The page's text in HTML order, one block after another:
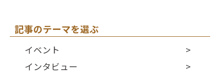
記事のテーマを選ぶ
イベント
インタビュー